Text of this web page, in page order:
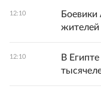
12:10
жителей
12:10
В